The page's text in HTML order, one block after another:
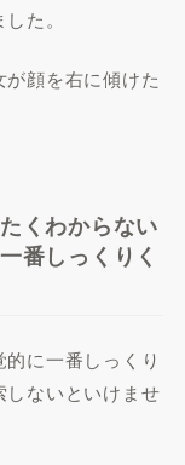
た。
が顔を右に傾けた
くわからない
番しっくりく
に一番しっくり
しないといけませ